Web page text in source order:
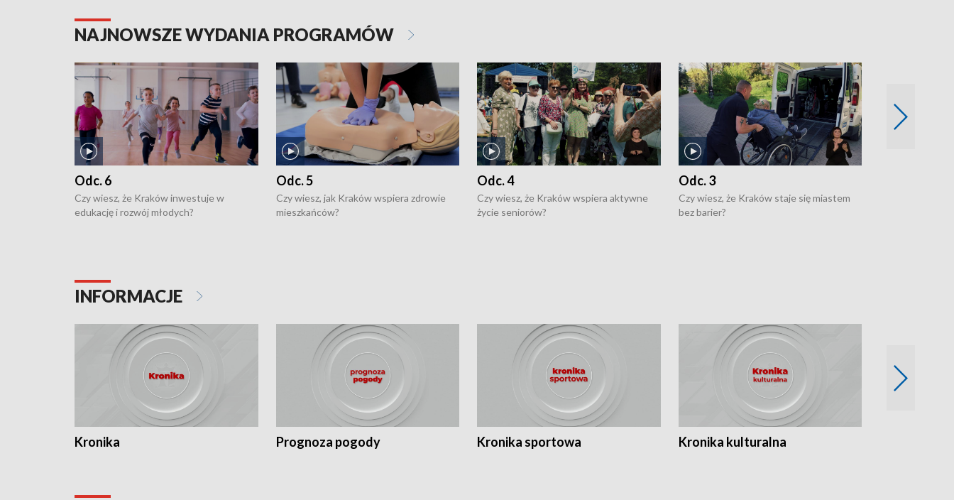
NAJNOWSZE WYDANIA PROGRAMÓW
Odc. 6
Czy wiesz, że Kraków inwestuje w
edukację i rozwój młodych?
Odc. 5
Czy wiesz, jak Kraków wspiera zdrowie
mieszkańców?
Odc. 4
Czy wiesz, że Kraków wspiera aktywne
życie seniorów?
Odc. 3
Czy wiesz, że Kraków staje się miastem
bez barier?
INFORMACJE
Kronika Prognoza pogody Kronika sportowa Kronika kulturalna